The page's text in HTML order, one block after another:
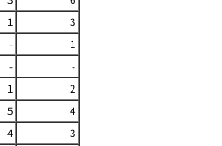
1
3
-
1
-
-
1
2
5
4
4
3